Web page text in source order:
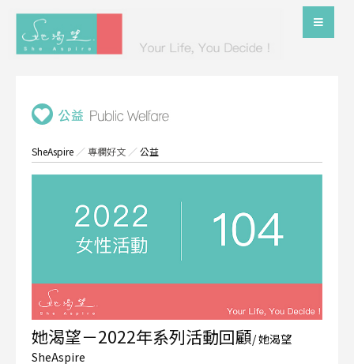
SheAspire ／專欄好文 ／公益
她渴望－2022年系列活動回顧/ 她渴望
SheAspire